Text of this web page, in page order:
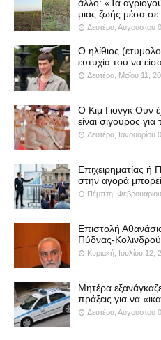
άλλο: «Τα
μιας ζωής μέσα σε
Δευτέρα, Αυγούστου
Ο ηλίθιος
ευτυχία του να
Δευτέρα, Μαΐου 11,
Ο Κιμ Γιονγκ Ουν
είναι σίγουρος
Δευτέρα, Ιανουαρίου
Επιχειρηματίας ή
στην αγορά
Πέμπτη,
Επιστολή
Πύδνας-
Κυριακή, Ιουλίου 12,
Μητέρα
πράξεις για να
Δευτέρα, Αυγούστου